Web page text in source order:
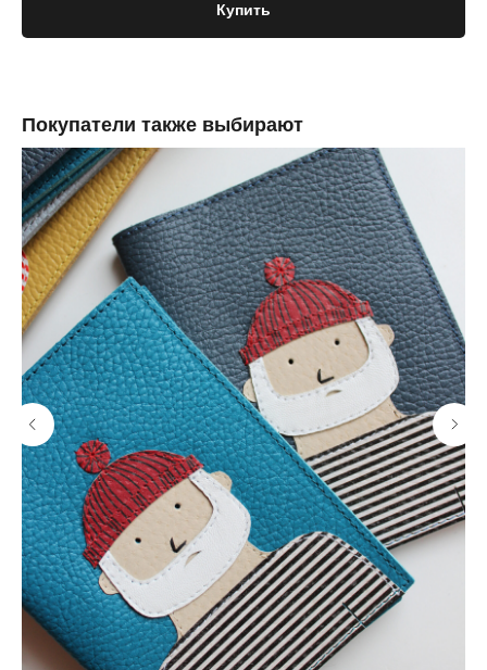
Купить
Покупатели также выбирают